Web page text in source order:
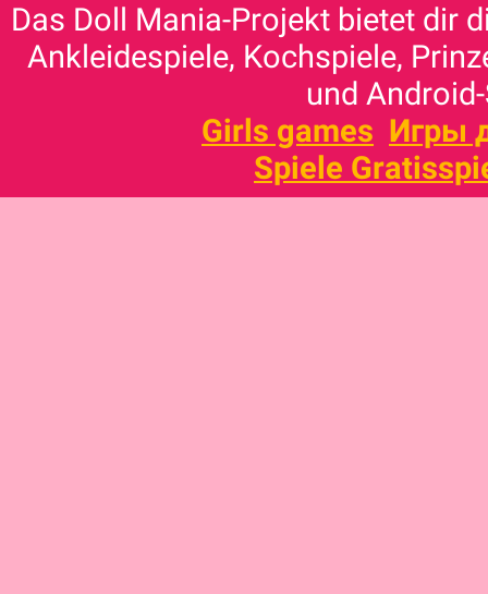
Das Doll Mania-Projekt bietet dir
Ankleidespiele, Kochspiele,
und
Girls games Игры
Spiele